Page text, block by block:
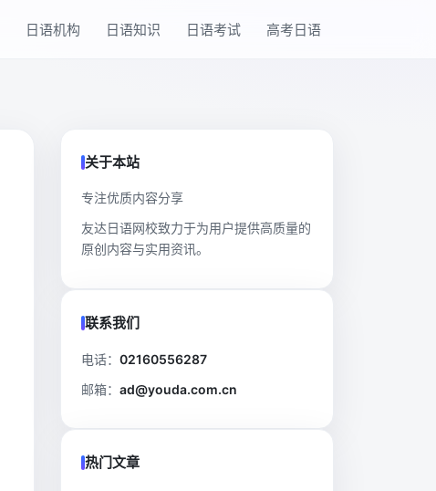
日语机构 日语知识 日语考试 高考日语
关于本站
专注优质内容分享
友达日语网校致力于为用户提供高质量的
原创内容与实用资讯。
联系我们
电话： 02160556287
邮箱： ad@youda.com.cn
热门文章